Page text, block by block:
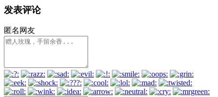
发表评论
匿名网友